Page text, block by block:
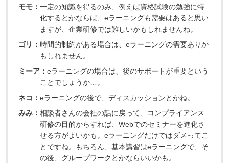
モモ：一定の知識を得るのみ、例えば資格試験の勉強に特
化するとかならば、eラーニングも需要はあると思い
ますが、企業研修では難しいかもしれませんね。
ゴリ：時間的制約がある場合は、eラーニングの需要ありか
もしれません。
ミーア：eラーニングの場合は、後のサポートが重要という
ことでしょうか…。
ネコ：eラーニングの後で、ディスカッションとかね。
みみ：相談者さんの会社の話に戻って、コンプライアンス
研修の目的からすれば、Webでのセミナーを進化さ
せる方がよいかも。eラーニングだけではダメってこ
とですね。もちろん、基本講習はeラーニングで、そ
の後、グループワークとかならいいかも。